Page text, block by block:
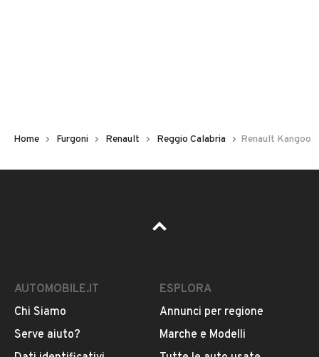
Tipologia
Colore
Blu
VEDI TUTTI
VENDITORE
EFFECAR DI GIANCOTTA MARIA CONCETTA
Home Furgoni Renault Reggio Calabria Renault Kangoo
AUTOMOBILE.IT
Chi Siamo
Serve aiuto?
ESPLORA
Annunci per regione
Marche e Modelli